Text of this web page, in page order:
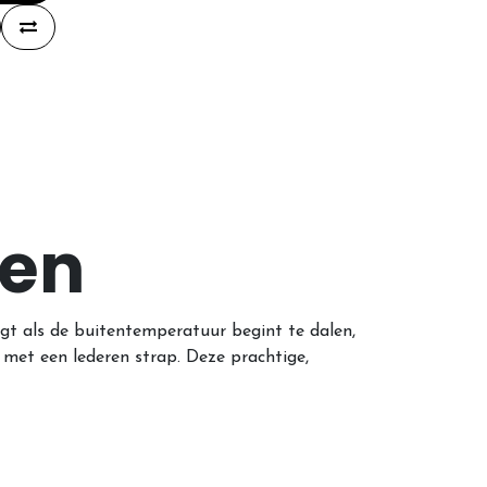
als de buitentemperatuur begint te dalen,
een lederen strap. Deze prachtige,